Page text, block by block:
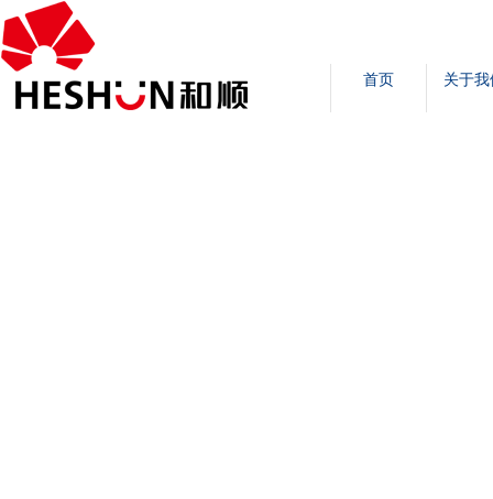
首页 关于我